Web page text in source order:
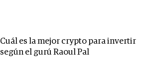
Cuál es la mejor crypto para invertir
según el gurú Raoul Pal